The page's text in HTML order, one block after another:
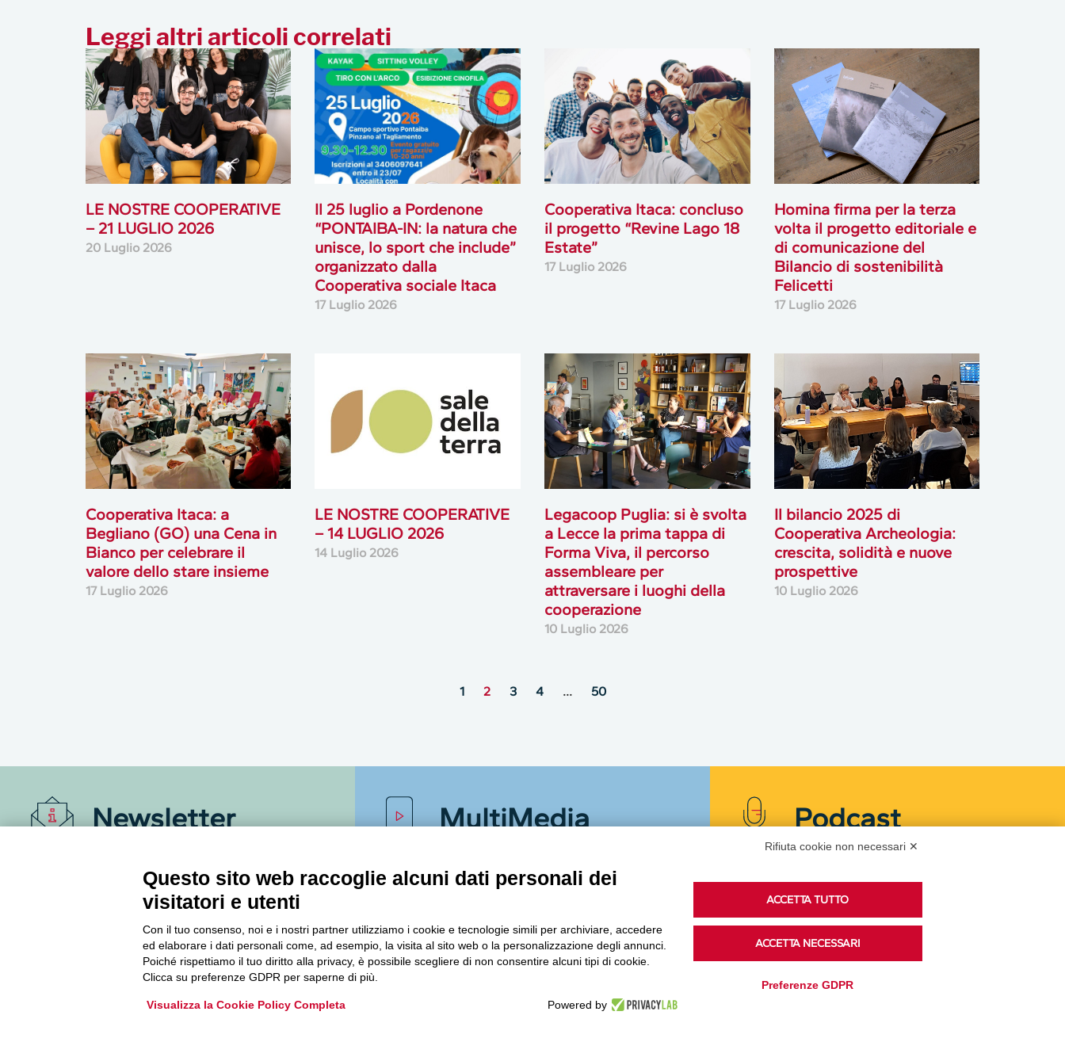
Leggi altri articoli correlati
LE NOSTRE COOPERATIVE
– 21 LUGLIO 2026
20 Luglio 2026
Il 25 luglio a Pordenone
“PONTAIBA-IN: la natura che
unisce, lo sport che include”
organizzato dalla
Cooperativa sociale Itaca
17 Luglio 2026
Cooperativa Itaca: concluso
il progetto “Revine Lago 18
Estate”
17 Luglio 2026
Homina firma per la terza
volta il progetto editoriale e
di comunicazione del
Bilancio di sostenibilità
Felicetti
17 Luglio 2026
Cooperativa Itaca: a
Begliano (GO) una Cena in
Bianco per celebrare il
valore dello stare insieme
17 Luglio 2026
LE NOSTRE COOPERATIVE
– 14 LUGLIO 2026
14 Luglio 2026
Legacoop Puglia: si è svolta
a Lecce la prima tappa di
Forma Viva, il percorso
assembleare per
attraversare i luoghi della
cooperazione
10 Luglio 2026
Il bilancio 2025 di
Cooperativa Archeologia:
crescita, solidità e nuove
prospettive
10 Luglio 2026
1 2 3 4 … 50
Newsletter
Informazioni per restare sempre aggiornati sul
mondo della cooperazione.
Archivio Newsletter
MultiMedia Podcast
Ascolta i podcast di approfondimento di Legacoop
su Spreaker.
Accedi alla sezione
Rifiuta cookie non necessari ✕
Questo sito web raccoglie alcuni dati personali dei
visitatori e utenti
Con il tuo consenso, noi e i nostri partner utilizziamo i cookie e tecnologie simili per archiviare, accedere
ed elaborare i dati personali come, ad esempio, la visita al sito web o la personalizzazione degli annunci.
Poiché rispettiamo il tuo diritto alla privacy, è possibile scegliere di non consentire alcuni tipi di cookie.
Clicca su preferenze GDPR per saperne di più.
Visualizza la Cookie Policy Completa Powered by
ACCETTA TUTTO
ACCETTA NECESSARI
Preferenze GDPR